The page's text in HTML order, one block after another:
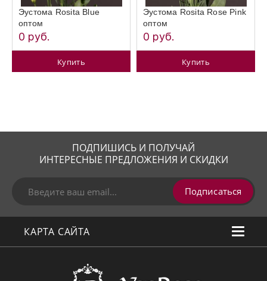
Эустома Rosita Blue
оптом
0 руб.
Купить
Эустома Rosita Rose Pink
оптом
0 руб.
Купить
ПОДПИШИСЬ И ПОЛУЧАЙ
ИНТЕРЕСНЫЕ ПРЕДЛОЖЕНИЯ И СКИДКИ
Подписаться
КАРТА САЙТА